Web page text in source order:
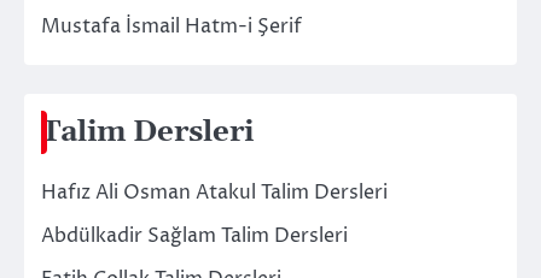
Mustafa İsmail Hatm-i Şerif
Talim Dersleri
Hafız Ali Osman Atakul Talim Dersleri
Abdülkadir Sağlam Talim Dersleri